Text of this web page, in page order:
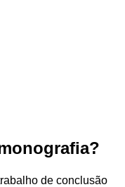
de conclusão